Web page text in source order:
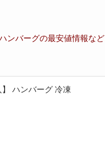
ンバーグの最安値情報など
ハンバーグ 冷凍